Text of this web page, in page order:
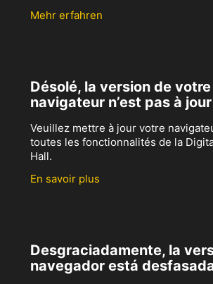
Mehr erfahren
Désolé, la version de votre
navigateur n’est pas à jour
Veuillez mettre à jour votre
toutes les fonctionnalités de la
Hall.
En savoir plus
Desgraciadamente, la
navegador está